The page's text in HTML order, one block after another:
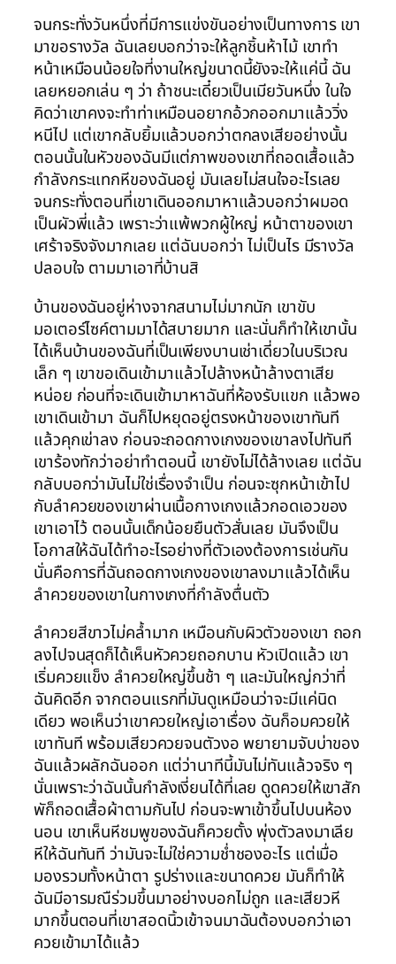
จนกระทั่งวันหนึ่งที่มีการแข่งขันอย่างเป็นทางการ เขา
มาขอรางวัล ฉันเลยบอกว่าจะให้ลูกชิ้นห้าไม้ เขาทำ
หน้าเหมือนน้อยใจที่งานใหญ่ขนาดนี้ยังจะให้แค่นี้ ฉัน
เลยหยอกเล่น ๆ ว่า ถ้าชนะเดี๋ยวเป็นเมียวันหนึ่ง ในใจ
คิดว่าเขาคงจะทำท่าเหมือนอยากอ้วกออกมาแล้ววิ่ง
หนีไป แต่เขากลับยิ้มแล้วบอกว่าตกลงเสียอย่างนั้น
ตอนนั้นในหัวของฉันมีแต่ภาพของเขาที่ถอดเสื้อแล้ว
กำลังกระแทกหีของฉันอยู่ มันเลยไม่สนใจอะไรเลย
จนกระทั่งตอนที่เขาเดินออกมาหาแล้วบอกว่าผมอด
เป็นผัวพี่แล้ว เพราะว่าแพ้พวกผู้ใหญ่ หน้าตาของเขา
เศร้าจริงจังมากเลย แต่ฉันบอกว่า ไม่เป็นไร มีรางวัล
ปลอบใจ ตามมาเอาที่บ้านสิ
บ้านของฉันอยู่ห่างจากสนามไม่มากนัก เขาขับ
มอเตอร์ไซค์ตามมาได้สบายมาก และนั่นก็ทำให้เขานั้น
ได้เห็นบ้านของฉันที่เป็นเพียงบานเช่าเดี่ยวในบริเวณ
เล็ก ๆ เขาขอเดินเข้ามาแล้วไปล้างหน้าล้างตาเสีย
หน่อย ก่อนที่จะเดินเข้ามาหาฉันที่ห้องรับแขก แล้วพอ
เขาเดินเข้ามา ฉันก็ไปหยุดอยู่ตรงหน้าของเขาทันที
แล้วคุกเข่าลง ก่อนจะถอดกางเกงของเขาลงไปทันที
เขาร้องทักว่าอย่าทำตอนนี้ เขายังไม่ได้ล้างเลย แต่ฉัน
กลับบอกว่ามันไม่ใช่เรื่องจำเป็น ก่อนจะซุกหน้าเข้าไป
กับลำควยของเขาผ่านเนื้อกางเกงแล้วกอดเอวของ
เขาเอาไว้ ตอนนั้นเด็กน้อยยืนตัวสั่นเลย มันจึงเป็น
โอกาสให้ฉันได้ทำอะไรอย่างที่ตัวเองต้องการเช่นกัน
นั่นคือการที่ฉันถอดกางเกงของเขาลงมาแล้วได้เห็น
ลำควยของเขาในกางเกงที่กำลังตื่นตัว
ลำควยสีขาวไม่คล้ำมาก เหมือนกับผิวตัวของเขา ถอก
ลงไปจนสุดก็ได้เห็นหัวควยถอกบาน หัวเปิดแล้ว เขา
เริ่มควยแข็ง ลำควยใหญ่ขึ้นช้า ๆ และมันใหญ่กว่าที่
ฉันคิดอีก จากตอนแรกที่มันดูเหมือนว่าจะมีแค่นิด
เดียว พอเห็นว่าเขาควยใหญ่เอาเรื่อง ฉันก็อมควยให้
เขาทันที พร้อมเสียวควยจนตัวงอ พยายามจับบ่าของ
ฉันแล้วผลักฉันออก แต่ว่านาทีนี้มันไม่ทันแล้วจริง ๆ
นั่นเพราะว่าฉันนั้นกำลังเงี่ยนได้ที่เลย ดูดควยให้เขาสัก
พัก็ถอดเสื้อผ้าตามกันไป ก่อนจะพาเข้าขึ้นไปบนห้อง
นอน เขาเห็นหีชมพูของฉันก็ควยตั้ง พุ่งตัวลงมาเลีย
หีให้ฉันทันที ว่ามันจะไม่ใช่ความช่ำชองอะไร แต่เมื่อ
มองรวมทั้งหน้าตา รูปร่างและขนาดควย มันก็ทำให้
ฉันมีอารมณืร่วมขึ้นมาอย่างบอกไม่ถูก และเสียวหี
มากขึ้นตอนที่เขาสอดนิ้วเข้าจนมาฉันต้องบอกว่าเอา
ควยเข้ามาได้แล้ว